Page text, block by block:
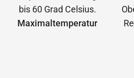
Maximal­temperatur